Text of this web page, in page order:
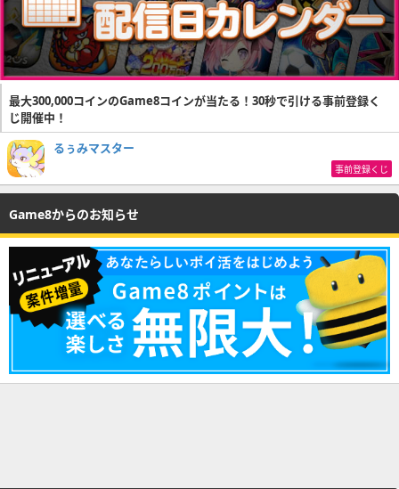
最大300,000コインのGame8コインが当たる！30秒で引ける事前登録く
じ開催中！
るぅみマスター
事前登録くじ
Game8からのお知らせ